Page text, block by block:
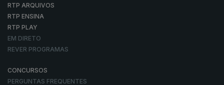
RTP ARQUIVOS
RTP ENSINA
RTP PLAY
EM DIRETO
REVER PROGRAMAS
CONCURSOS
PERGUNTAS FREQUENTES